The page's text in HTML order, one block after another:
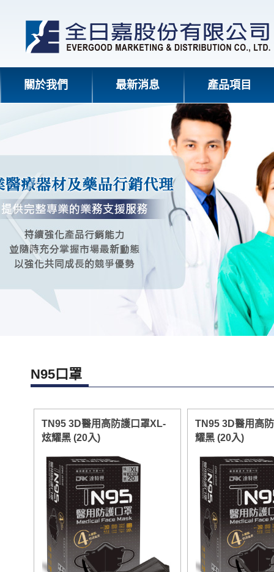
關於我們 最新消息 產品項目
N95口罩
TN95 3D醫用高防護口罩XL-
炫耀黑 (20入)
TN95 3D醫用高
耀黑 (20入)